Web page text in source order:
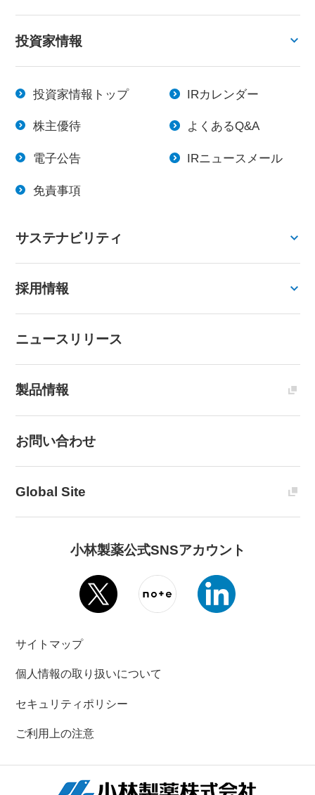
投資家情報
投資家情報トップ IRカレンダー
株主優待 よくあるQ&A
電子公告 IRニュースメール
免責事項
サステナビリティ
採用情報
ニュースリリース
製品情報
お問い合わせ
Global Site
小林製薬公式SNSアカウント
サイトマップ
個人情報の取り扱いについて
セキュリティポリシー
ご利用上の注意